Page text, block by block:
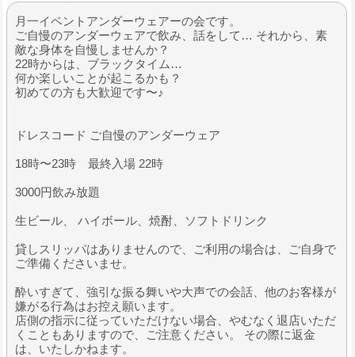
月一イベントアンダーウェアーの会です。
ご自慢のアンダーウェアで飲み、話をして… それから、素
敵な身体を自慢しませんか？
22時からは、ブラックタイム…
何か楽しいことが起こるかも？
初めての方も大歓迎です〜♪
ドレスコード ご自慢のアンダーウェア
18時〜23時 最終入場 22時
3000円飲み放題
生ビール、 ハイボール、焼酎、ソフトドリンク
貸しスリッパはありませんので、ご利用の場合は、ご自身で
ご準備くださいませ。
酔いすぎて、強引な振る舞いや大声での会話、他のお客様が
嫌がる行為はお控え願います。
店側の指示に従っていただけない場合、やむなく退店いただ
くこともありますので、ご注意ください。 その際に返金
は、いたしかねます。